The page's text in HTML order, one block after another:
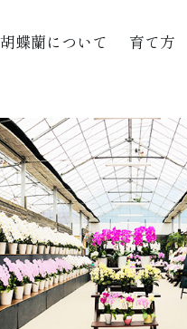
胡蝶蘭について 育て方